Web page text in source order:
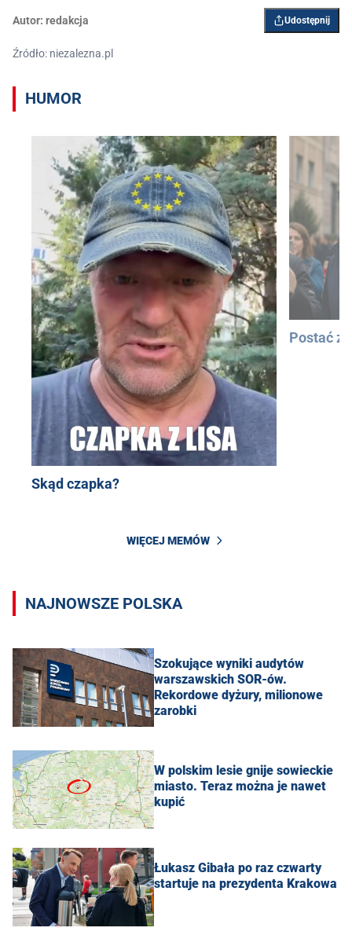
Autor: redakcja Udostępnij
Źródło: niezalezna.pl
HUMOR
Skąd czapka?
Postać
WIĘCEJ MEMÓW
NAJNOWSZE POLSKA
Szokujące wyniki audytów
warszawskich SOR-ów.
Rekordowe dyżury, milionowe
zarobki
W polskim lesie gnije sowieckie
miasto. Teraz można je nawet
kupić
Łukasz Gibała po raz czwarty
startuje na prezydenta Krakowa